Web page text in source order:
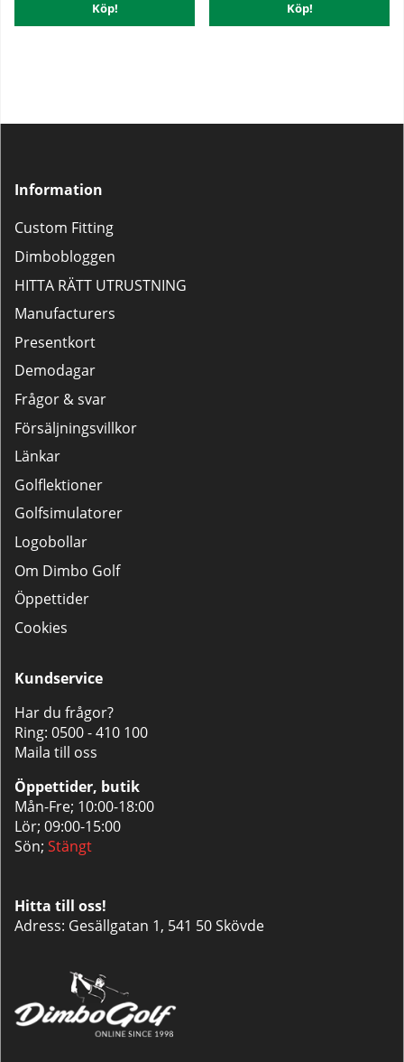
Köp! Köp!
Information
Custom Fitting
Dimbobloggen
HITTA RÄTT UTRUSTNING
Manufacturers
Presentkort
Demodagar
Frågor & svar
Försäljningsvillkor
Länkar
Golflektioner
Golfsimulatorer
Logobollar
Om Dimbo Golf
Öppettider
Cookies
Kundservice
Har du frågor?
Ring: 0500 - 410 100
Maila till oss
Öppettider, butik
Mån-Fre; 10:00-18:00
Lör; 09:00-15:00
Sön; Stängt
Hitta till oss!
Adress: Gesällgatan 1, 541 50 Skövde